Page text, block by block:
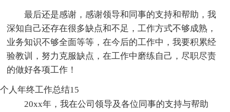
最后还是感谢，感谢领导和同事的支持和帮助，我
深知自己还存在很多缺点和不足，工作方式不够成熟，
业务知识不够全面等等，在今后的工作中，我要积累经
验教训，努力克服缺点，在工作中磨练自己，尽职尽责
的做好各项工作！
个人年终工作总结15
20xx年，我在公司领导及各位同事的支持与帮助